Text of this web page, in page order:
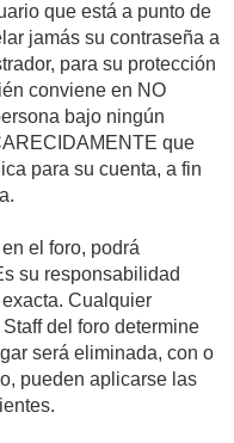
que está a punto de
jamás su contraseña a
para su protección
conviene en NO
bajo ningún
que
para su cuenta, a fin
el foro, podrá
su responsabilidad
Cualquier
del foro determine
será eliminada, con o
pueden aplicarse las